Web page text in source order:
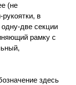
(не
в
две секции
рамку с
здесь